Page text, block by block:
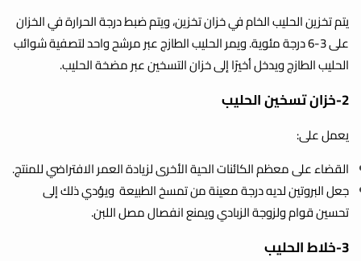
يتم تخزين الحليب الخام في خزان تخزين، ويتم ضبط درجة الحرارة في الخزان
على 3-6 درجة مئوية. ويمر الحليب الطازج عبر مرشح واحد لتصفية شوائب
الحليب الطازج ويدخل أخيرًا إلى خزان التسخين عبر مضخة الحليب.
2-خزان تسخين الحليب
يعمل على:
القضاء على معظم الكائنات الحية الأخرى لزيادة العمر الافتراضي للمنتج.
جعل البروتين لديه درجة معينة من تمسخ الطبيعة ويؤدي ذلك إلى
تحسين قوام ولزوجة الزبادي ويمنع انفصال مصل اللبن.
3-خلاط الحليب